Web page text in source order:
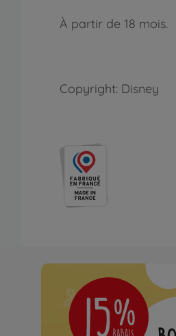
À partir de 18 mois.
Copyright: Disney